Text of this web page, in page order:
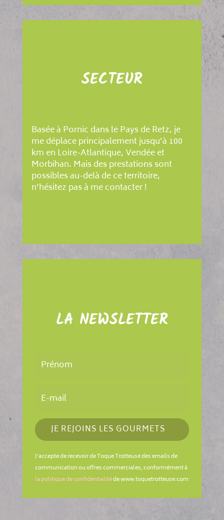
SECTEUR
Basée à Pornic dans le Pays de Retz, je
me déplace principalement jusqu'à 100
km en Loire-Atlantique, Vendée et
Morbihan. Mais des prestations sont
possibles au-delà de ce territoire,
n’hésitez pas à me contacter !
LA NEWSLETTER
JE REJOINS LES GOURMETS
J'accepte de recevoir de Toque Trotteuse des emails de
communication ou offres commerciales, conformément à
la politique de confidentialitéde www.toquetrotteuse.com